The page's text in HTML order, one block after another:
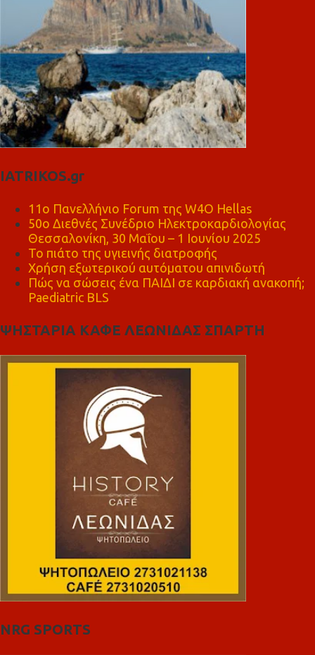
IATRIKOS.gr
11ο Πανελλήνιο Forum της W4O Hellas
50ο Διεθνές Συνέδριο Ηλεκτροκαρδιολογίας
Θεσσαλονίκη, 30 Μαΐου – 1 Ιουνίου 2025
Το πιάτο της υγιεινής διατροφής
Χρήση εξωτερικού αυτόματου απινιδωτή
Πώς να σώσεις ένα ΠΑΙΔΙ σε καρδιακή ανακοπή;
Paediatric BLS
ΨΗΣΤΑΡΙΑ ΚΑΦΕ ΛΕΩΝΙΔΑΣ ΣΠΑΡΤΗ
NRG SPORTS